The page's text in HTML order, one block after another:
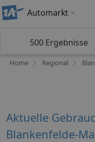
Automarkt
500 Ergebnisse
Home Regional
Aktuelle
Blankenfelde-